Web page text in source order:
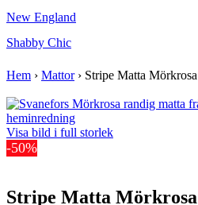
New England
Shabby Chic
Hem › Mattor› Stripe Matta Mörkrosa
Visa bild i full storlek
-50%
Stripe Matta Mörkrosa